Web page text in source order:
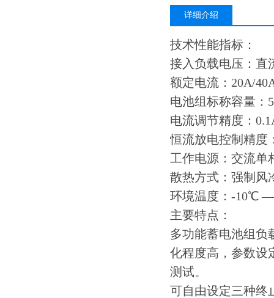
详细介绍
技术性能指标：
接入负载电压：直
额定电流：20A/
电池组标称容量：
电流调节精度：
恒流放电控制精度
工作电源：交流单
散热方式：强制风
环境温度：-10℃
主要特点：
多功能蓄电池组负
化程度高，参数设
测试。
可自由设定三种终